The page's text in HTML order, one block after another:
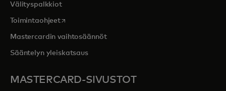
Välityspalkkiot
Toimintaohjeetopens in a new tab
Mastercardin vaihtosäännöt
Sääntelyn yleiskatsaus
MASTERCARD-SIVUSTOT